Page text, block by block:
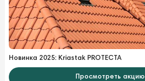
Новинка 2025: Kriastak PROTECTA
Просмотреть акцию